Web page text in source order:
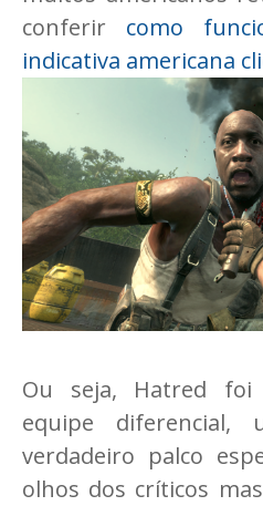
conferir como
indicativa americana
Ou seja, Hatred foi
equipe diferencial,
verdadeiro palco
olhos dos críticos